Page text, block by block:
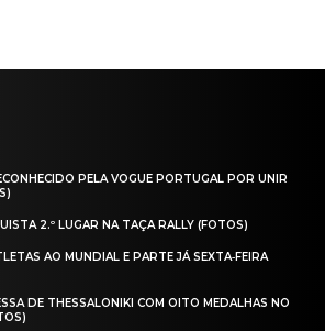
PELA VOGUE PORTUGAL POR UNIR
2.º LUGAR NA TAÇA RALLY (FOTOS)
AO MUNDIAL E PARTE JÁ SEXTA‑FEIRA
DE THESSALONIKI COM OITO MEDALHAS NO